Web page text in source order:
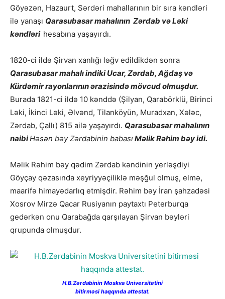
Göyəzən, Hazaurt, Sərdəri mahallarının bir sıra kəndləri
ilə yanaşı Qarasubasar mahalının Zərdab və Ləki
kəndləri hesabına yaşayırdı.
1820-ci ildə Şirvan xanlığı ləğv edildikdən sonra
Qarasubasar mahalı indiki Ucar, Zərdab, Ağdaş və
Kürdəmir rayonlarının ərazisində mövcud olmuşdur.
Burada 1821-ci ildə 10 kənddə (Şilyan, Qarabörklü, Birinci
Ləki, İkinci Ləki, Əlvənd, Tilanköyün, Muradxan, Xələc,
Zərdab, Çallı) 815 ailə yaşayırdı. Qarasubasar mahalının
naibiHəsən bəy Zərdabinin babası Məlik Rəhim bəy idi.
Məlik Rəhim bəy qədim Zərdab kəndinin yerləşdiyi
Göyçay qəzasında xeyriyyəçiliklə məşğul olmuş, elmə,
maarifə himayədarlıq etmişdir. Rəhim bəy İran şahzadəsi
Xosrov Mirzə Qacar Rusiyanın paytaxtı Peterburqa
gedərkən onu Qarabağda qarşılayan Şirvan bəyləri
qrupunda olmuşdur.
H.B.Zərdabinin Moskva Universitetini
bitirməsi haqqında attestat.